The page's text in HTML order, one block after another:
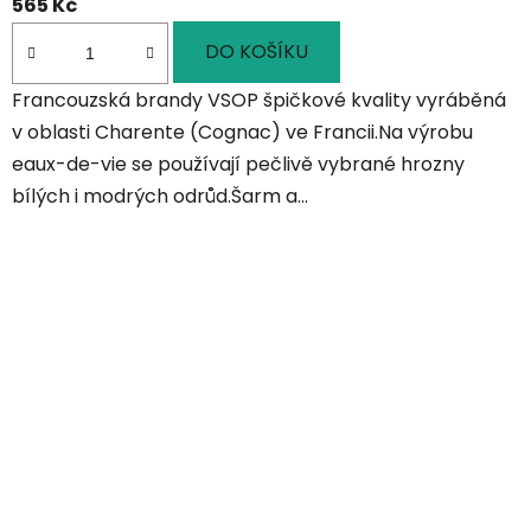
565 Kč
DO KOŠÍKU
Francouzská brandy VSOP špičkové kvality vyráběná
v oblasti Charente (Cognac) ve Francii.Na výrobu
eaux-de-vie se používají pečlivě vybrané hrozny
bílých i modrých odrůd.Šarm a...